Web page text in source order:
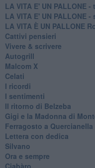
LA VITA E' UN PALLONE
LA VITA E' UN PALLONE
LA VITA È UN PALLONE
Cattivi pensieri
Vivere & scrivere
Autogrill
Malcom X
Celati
I ricordi
I sentimenti
Il ritorno di Belzeba
Gigi e la Madonna di
Ferragosto a Quercianella
Lettera con dedica
Silvano
Ora e sempre
Ciabàro